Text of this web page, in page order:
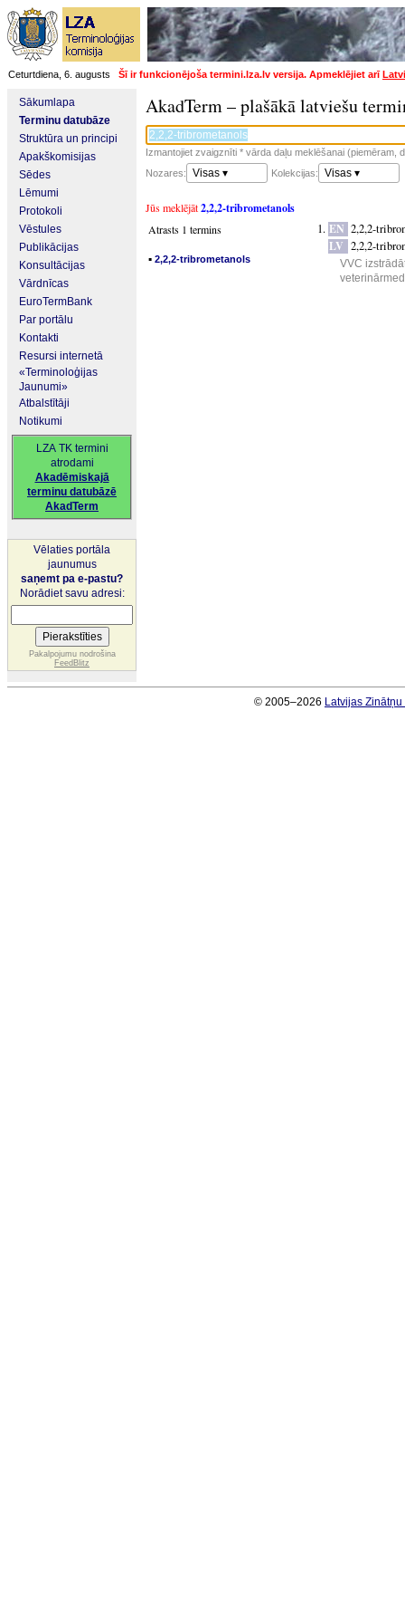
Ceturtdiena, 6. augusts Šī ir funkcionējoša termini.lza.lv versija. Apmeklējiet arī
Sākumlapa
Terminu datubāze
Struktūra un principi
Apakškomisijas
Sēdes
Lēmumi
Protokoli
Vēstules
Publikācijas
Konsultācijas
Vārdnīcas
EuroTermBank
Par portālu
Kontakti
Resursi internetā
«Terminoloģijas
Jaunumi»
Atbalstītāji
Notikumi
LZA TK termini
atrodami
Akadēmiskajā
terminu datubāzē
AkadTerm
Vēlaties portāla
jaunumus
saņemt pa e-pastu?
Norādiet savu adresi:
Pakalpojumu nodrošina
FeedBlitz
AkadTerm – plašākā latviešu
Izmantojiet zvaigznīti * vārda daļu meklēšanai (piemēram,
Nozares:
Visas ▾ Kolekcijas: Visas ▾
Jūs meklējāt2,2,2-tribrometanols
Atrasts 1 termins
▪ 2,2,2-tribrometanols
EN 2,2,2-
LV 2,2,2-
VVC
© 2005–2026 Latvijas